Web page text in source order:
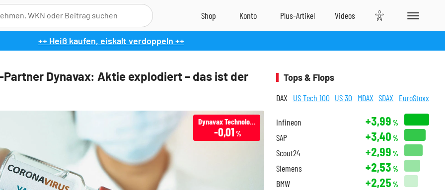
++ Heiß kaufen, eiskalt verdoppeln ++
Partner Dynavax: Aktie explodiert – das ist der
Dynavax Technologies Corporation
-0,01 %
Tops & Flops
DAX US Tech 100 US 30 MDAX SDAX EuroStoxx
Infineon +3,99 %
SAP +3,40 %
Scout24 +2,99 %
Siemens +2,53 %
BMW +2,25 %